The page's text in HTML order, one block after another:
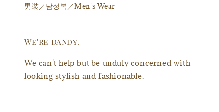
男裝／남성복／Men's Wear
We're dandy.
We can't help but be unduly concerned with
looking stylish and fashionable.